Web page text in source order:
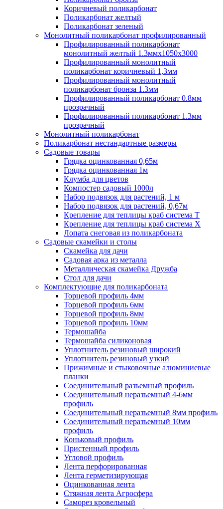
Коричневый поликарбонат
Поликарбонат желтый
Поликарбонат зеленый
Монолитный поликарбонат профилированный
Профилированный поликарбонат
монолитный желтый 1.3ммх1050х3000
Профилированный монолитный
поликарбонат коричневый 1,3мм
Профилированный монолитный
поликарбонат бронза 1.3мм
Профилированный поликарбонат 0.8мм
прозрачный
Профилированный поликарбонат 1.3мм
прозрачный
Монолитный поликарбонат
Поликарбонат нестандартные размеры
Садовые товары
Грядка оцинкованная 0,65м
Грядка оцинкованная 1м
Клумба для цветов
Компостер садовый 1000л
Набор подвязок для растений, 1 м
Набор подвязок для растений, 0,67м
Крепление для теплицы краб система Т
Крепление для теплицы краб система Х
Лопата снеговая из поликарбоната
Садовые скамейки и столы
Скамейка для дачи
Садовая арка из металла
Металлическая скамейка Дружба
Стол для дачи
Комплектующие для поликарбоната
Торцевой профиль 4мм
Торцевой профиль 6мм
Торцевой профиль 8мм
Торцевой профиль 10мм
Термошайба
Термошайба силиконовая
Уплотнитель резиновый широкий
Уплотнитель резиновый узкий
Прижимные и стыковочные алюминиевые
планки
Соединительный разъемный профиль
Соединительный неразъемный 4-6мм
профиль
Соединительный неразъемный 8мм профиль
Соединительный неразъемный 10мм
профиль
Коньковый профиль
Пристенный профиль
Угловой профиль
Лента перфорированная
Лента герметизирующая
Оцинкованная лента
Стяжная лента Агросфера
Саморез кровельный